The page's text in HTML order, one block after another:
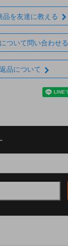
品を友達に教える
ついて問い合わせる
返品について